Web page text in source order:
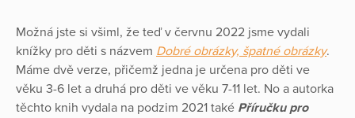
Možná jste si všiml, že teď v červnu 2022 jsme vydali
knížky pro děti s názvem Dobré obrázky, špatné obrázky.
Máme dvě verze, přičemž jedna je určena pro děti ve
věku 3-6 let a druhá pro děti ve věku 7-11 let. No a autorka
těchto knih vydala na podzim 2021 také Příručku pro